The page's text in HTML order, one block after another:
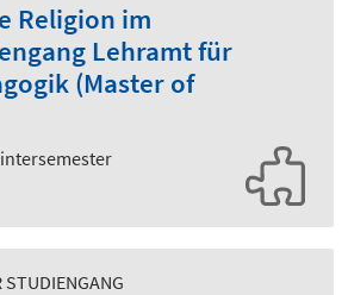
Religion im
Lehramt für
(Master of
STUDIENGANG